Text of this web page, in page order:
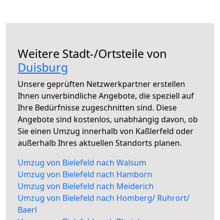
Weitere Stadt-/Ortsteile von
Duisburg
Unsere geprüften Netzwerkpartner erstellen
Ihnen unverbindliche Angebote, die speziell auf
Ihre Bedürfnisse zugeschnitten sind. Diese
Angebote sind kostenlos, unabhängig davon, ob
Sie einen Umzug innerhalb von Kaßlerfeld oder
außerhalb Ihres aktuellen Standorts planen.
Umzug von Bielefeld nach Walsum
Umzug von Bielefeld nach Hamborn
Umzug von Bielefeld nach Meiderich
Umzug von Bielefeld nach Homberg/ Ruhrort/
Baerl